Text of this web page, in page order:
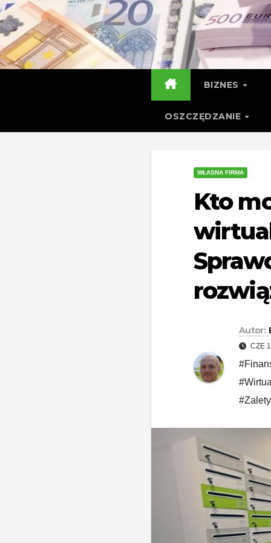
Skip
to
content
BIZNES
OSZCZĘDZANIE
WŁASNA FIRMA
Kto
Autor:
CZE